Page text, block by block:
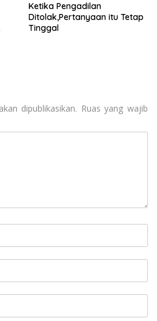
Ketika Pengadilan
Ditolak,Pertanyaan itu Tetap
Tinggal
dipublikasikan. Ruas yang wajib